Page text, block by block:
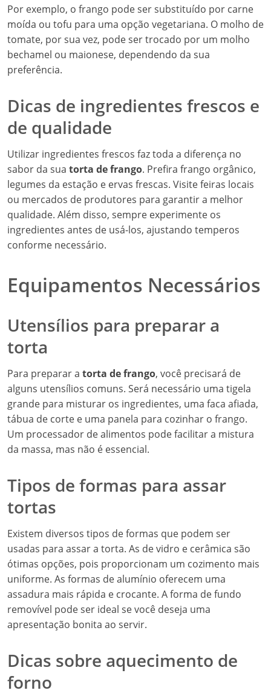
Por exemplo, o frango pode ser substituído por carne
moída ou tofu para uma opção vegetariana. O molho de
tomate, por sua vez, pode ser trocado por um molho
bechamel ou maionese, dependendo da sua
preferência.
Dicas de ingredientes frescos e
de qualidade
Utilizar ingredientes frescos faz toda a diferença no
sabor da sua torta de frango. Prefira frango orgânico,
legumes da estação e ervas frescas. Visite feiras locais
ou mercados de produtores para garantir a melhor
qualidade. Além disso, sempre experimente os
ingredientes antes de usá-los, ajustando temperos
conforme necessário.
Equipamentos Necessários
Utensílios para preparar a
torta
Para preparar a torta de frango, você precisará de
alguns utensílios comuns. Será necessário uma tigela
grande para misturar os ingredientes, uma faca afiada,
tábua de corte e uma panela para cozinhar o frango.
Um processador de alimentos pode facilitar a mistura
da massa, mas não é essencial.
Tipos de formas para assar
tortas
Existem diversos tipos de formas que podem ser
usadas para assar a torta. As de vidro e cerâmica são
ótimas opções, pois proporcionam um cozimento mais
uniforme. As formas de alumínio oferecem uma
assadura mais rápida e crocante. A forma de fundo
removível pode ser ideal se você deseja uma
apresentação bonita ao servir.
Dicas sobre aquecimento de
forno